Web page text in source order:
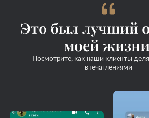
Это был лучший
моей
Посмотрите, как наши клиенты
впечатлениями